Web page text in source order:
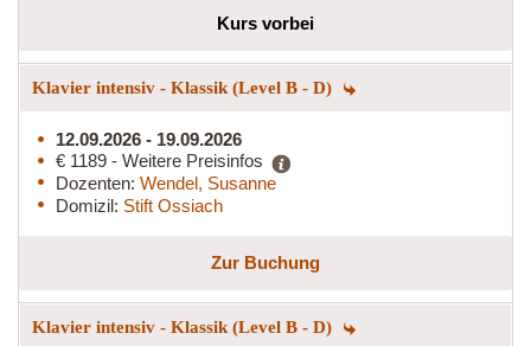
Kurs vorbei
Klavier intensiv - Klassik (Level B - D)
12.09.2026 - 19.09.2026
€ 1189 - Weitere Preisinfos
Dozenten: Wendel, Susanne
Domizil: Stift Ossiach
Zur Buchung
Klavier intensiv - Klassik (Level B - D)